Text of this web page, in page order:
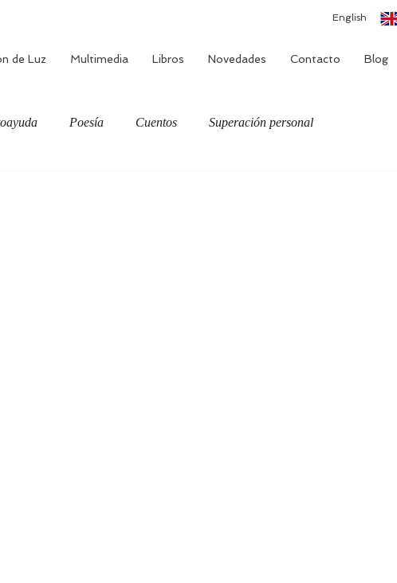
English
de Luz Multimedia Libros Novedades Contacto Blog
Poesía Cuentos Superación personal